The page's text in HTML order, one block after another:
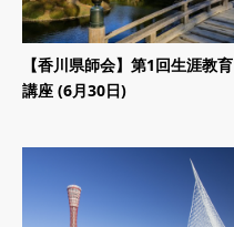
【香川県師会】第1回生涯教育
講座 (6月30日)